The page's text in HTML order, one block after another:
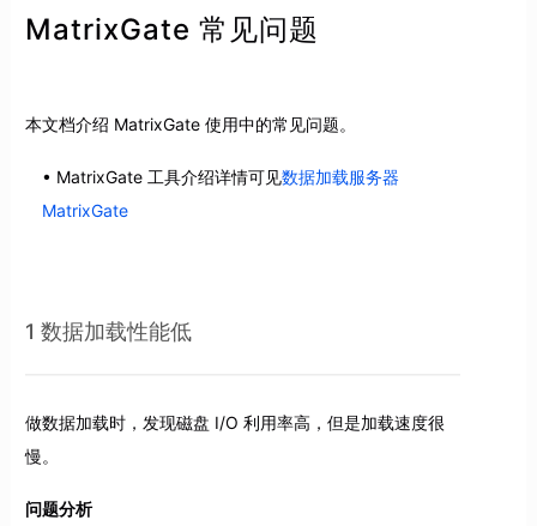
MatrixGate 常见问题
本文档介绍 MatrixGate 使用中的常见问题。
MatrixGate 工具介绍详情可见数据加载服务器
MatrixGate
1 数据加载性能低
做数据加载时，发现磁盘 I/O 利用率高，但是加载速度很
慢。
问题分析